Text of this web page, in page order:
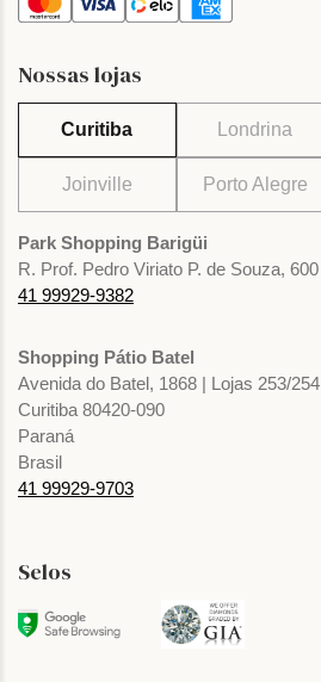
Nossas lojas
Curitiba Londrina
Joinville Porto Alegre
Park Shopping Barigüi
R. Prof. Pedro Viriato P. de Souza, 600
41 99929-9382
Shopping Pátio Batel
Avenida do Batel, 1868 | Lojas 253/254
Curitiba 80420-090
Paraná
Brasil
41 99929-9703
Selos